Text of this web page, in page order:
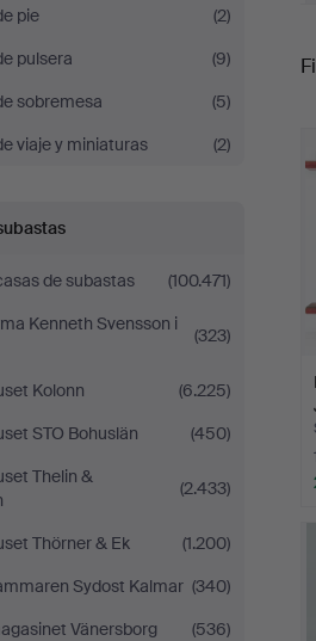
pie
(2)
pulsera
(9)
sobremesa
(5)
viaje y miniaturas
(2)
de subastas
(100.471)
Kenneth Svensson i
(323)
Kolonn
(6.225)
STO Bohuslän
(450)
Thelin &
(2.433)
Thörner & Ek
(1.200)
Sydost Kalmar (340)
Vänersborg
(536)